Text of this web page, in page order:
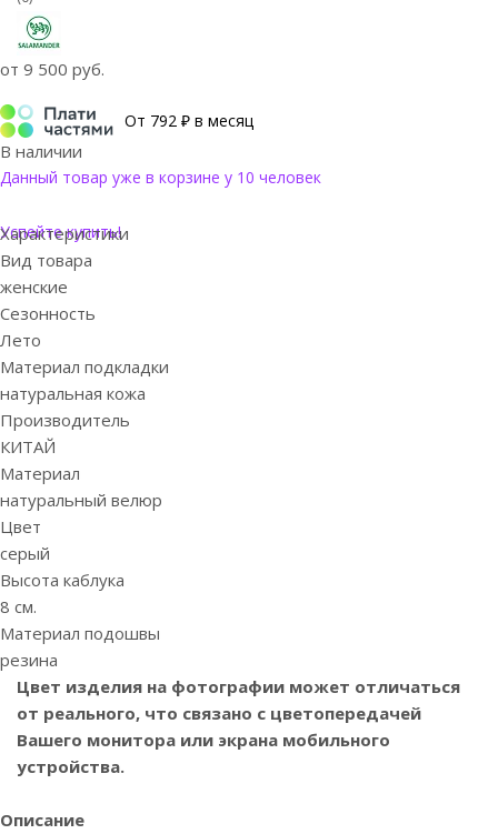
от 9 500 руб.
От 792 ₽ в месяц
В наличии
Данный товар уже в корзине у 10 человек
Успейте купить!
Характеристики
Вид товара
женские
Сезонность
Лето
Материал подкладки
натуральная кожа
Производитель
КИТАЙ
Материал
натуральный велюр
Цвет
серый
Высота каблука
8 см.
Материал подошвы
резина
Цвет изделия на фотографии может отличаться
от реального, что связано с цветопередачей
Вашего монитора или экрана мобильного
устройства.
Описание